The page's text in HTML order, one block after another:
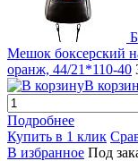
Мешок боксерский
оранж, 44/21*110-40
В
Подробнее
Купить в 1 клик
В избранное Под